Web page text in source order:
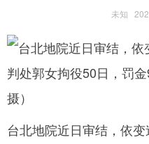
报
未知
台北地院近日审结，依